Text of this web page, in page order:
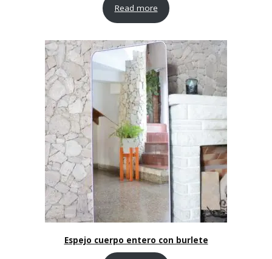
Read more
Espejo cuerpo entero con burlete